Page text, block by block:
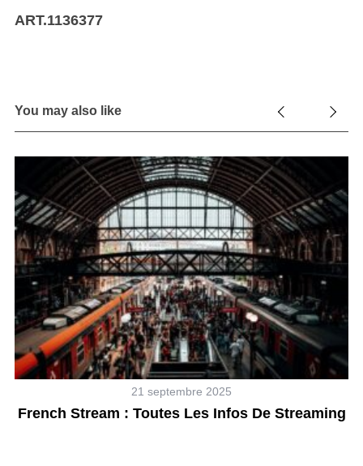
ART.1136377
You may also like
21 septembre 2025
French Stream : Toutes Les Infos De Streaming